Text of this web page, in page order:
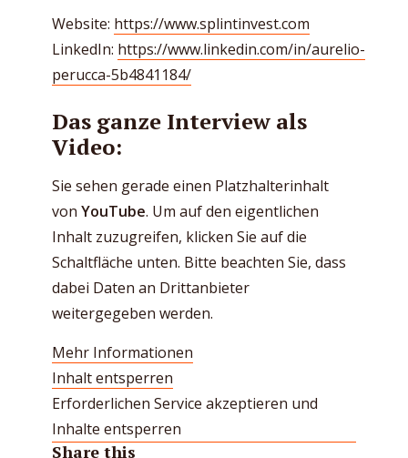
Website: https://www.splintinvest.com
LinkedIn: https://www.linkedin.com/in/aurelio-
perucca-5b4841184/
Das ganze Interview als
Video:
Sie sehen gerade einen Platzhalterinhalt
von YouTube. Um auf den eigentlichen
Inhalt zuzugreifen, klicken Sie auf die
Schaltfläche unten. Bitte beachten Sie, dass
dabei Daten an Drittanbieter
weitergegeben werden.
Mehr Informationen
Inhalt entsperren
Erforderlichen Service akzeptieren und
Inhalte entsperren
Share this